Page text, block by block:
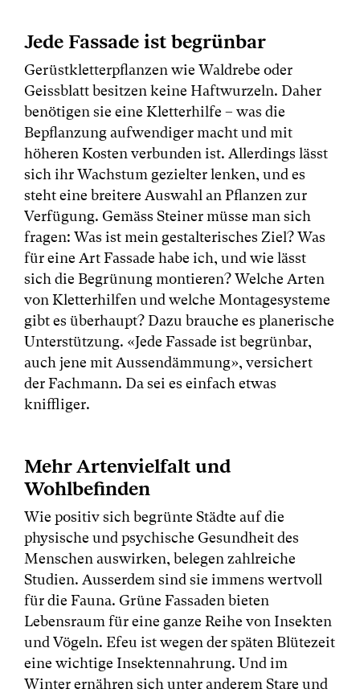
Jede Fassade ist begrünbar
Gerüstkletterpflanzen wie Waldrebe oder
Geissblatt besitzen keine Haftwurzeln. Daher
benötigen sie eine Kletterhilfe – was die
Bepflanzung aufwendiger macht und mit
höheren Kosten verbunden ist. Allerdings lässt
sich ihr Wachstum gezielter lenken, und es
steht eine breitere Auswahl an Pflanzen zur
Verfügung. Gemäss Steiner müsse man sich
fragen: Was ist mein gestalterisches Ziel? Was
für eine Art Fassade habe ich, und wie lässt
sich die Begrünung montieren? Welche Arten
von Kletterhilfen und welche Montagesysteme
gibt es überhaupt? Dazu brauche es planerische
Unterstützung. «Jede Fassade ist begrünbar,
auch jene mit Aussendämmung», versichert
der Fachmann. Da sei es einfach etwas
kniffliger.
Mehr Artenvielfalt und
Wohlbefinden
Wie positiv sich begrünte Städte auf die
physische und psychische Gesundheit des
Menschen auswirken, belegen zahlreiche
Studien. Ausserdem sind sie immens wertvoll
für die Fauna. Grüne Fassaden bieten
Lebensraum für eine ganze Reihe von Insekten
und Vögeln. Efeu ist wegen der späten Blütezeit
eine wichtige Insektennahrung. Und im
Winter ernähren sich unter anderem Stare und